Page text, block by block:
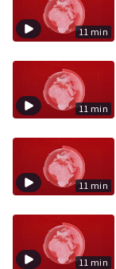
11 min
11 min
11 min
11 min